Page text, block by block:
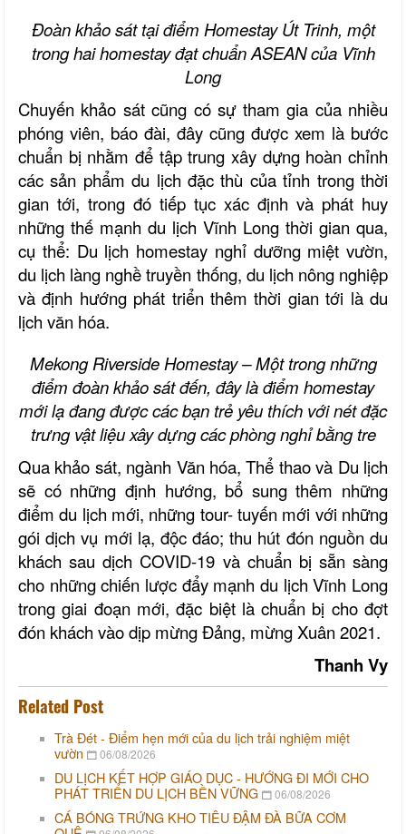
Đoàn khảo sát tại điểm Homestay Út Trinh, một
trong hai homestayđạt chuẩn ASEAN của Vĩnh
Long
Chuyến khảo sát cũng có sự tham gia của nhiều
phóng viên, báo đài, đây cũng được xem là bước
chuẩn bị nhằm để tập trung xây dựng hoàn chỉnh
các sản phẩm du lịch đặc thù của tỉnh trong thời
gian tới, trong đó tiếp tục xác định và phát huy
những thế mạnh du lịch Vĩnh Long thời gian qua,
cụ thể: Du lịch homestay nghỉ dưỡng miệt vườn,
du lịch làng nghề truyền thống, du lịch nông nghiệp
và định hướng phát triển thêm thời gian tới là du
lịch văn hóa.
Mekong Riverside Homestay – Một trong những
điểm đoàn khảo sát đến, đây là điểm homestay
mới lạ đang được các bạn trẻ yêu thích với nétđặc
trưng vật liệu xây dựng các phòng nghỉ bằng tre
Qua khảo sát, ngành Văn hóa, Thể thao và Du lịch
sẽ có những định hướng, bổ sung thêm những
điểm du lịch mới, những tour- tuyến mới với những
gói dịch vụ mới lạ, độc đáo; thu hút đón nguồn du
khách sau dịch COVID-19 và chuẩn bị sẵn sàng
cho những chiến lược đẩy mạnh du lịch Vĩnh Long
trong giai đoạn mới, đặc biệt là chuẩn bị cho đợt
đón khách vào dịp mừng Đảng, mừng Xuân 2021.
Thanh Vy
Related Post
Trà Đét - Điểm hẹn mới của du lịch trải nghiệm miệt
vườn
06/08/2026
DU LỊCH KẾT HỢP GIÁO DỤC - HƯỚNG ĐI MỚI CHO
PHÁT TRIỂN DU LỊCH BỀN VỮNG
06/08/2026
CÁ BÓNG TRỨNG KHO TIÊU ĐẬM ĐÀ BỮA CƠM